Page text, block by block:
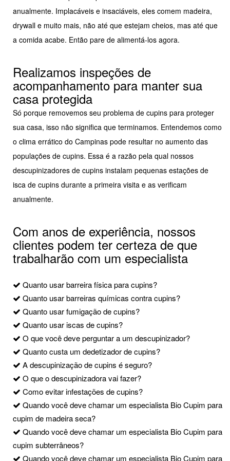
anualmente. Implacáveis e insaciáveis, eles comem madeira,
drywall e muito mais, não até que estejam cheios, mas até que
a comida acabe. Então pare de alimentá-los agora.
Realizamos inspeções de
acompanhamento para manter sua
casa protegida
Só porque removemos seu problema de cupins para proteger
sua casa, isso não significa que terminamos. Entendemos como
o clima errático do Campinas pode resultar no aumento das
populações de cupins. Essa é a razão pela qual nossos
descupinizadores de cupins instalam pequenas estações de
isca de cupins durante a primeira visita e as verificam
anualmente.
Com anos de experiência, nossos
clientes podem ter certeza de que
trabalharão com um especialista
Quanto usar barreira física para cupins?
Quanto usar barreiras químicas contra cupins?
Quanto usar fumigação de cupins?
Quanto usar iscas de cupins?
O que você deve perguntar a um descupinizador?
Quanto custa um dedetizador de cupins?
A descupinização de cupins é seguro?
O que o descupinizadora vai fazer?
Como evitar infestações de cupins?
Quando você deve chamar um especialista Bio Cupim para
cupim de madeira seca?
Quando você deve chamar um especialista Bio Cupim para
cupim subterrâneos?
Quando você deve chamar um especialista Bio Cupim para